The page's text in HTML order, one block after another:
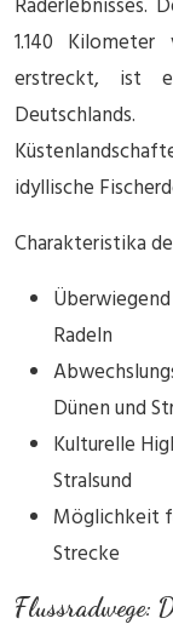
Raderlebnisses.
1.140
erstreckt, ist
idyllische
Charakteristika
Radeln
Dünen und
Kulturelle
Stralsund
Möglichkeit
Strecke
Flussradwege: